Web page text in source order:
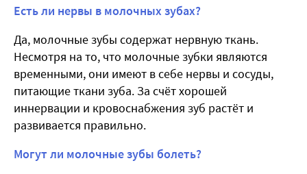
Есть ли нервы в молочных зубах?
Да, молочные зубы содержат нервную ткань.
Несмотря на то, что молочные зубки являются
временными, они имеют в себе нервы и сосуды,
питающие ткани зуба. За счёт хорошей
иннервации и кровоснабжения зуб растёт и
развивается правильно.
Могут ли молочные зубы болеть?